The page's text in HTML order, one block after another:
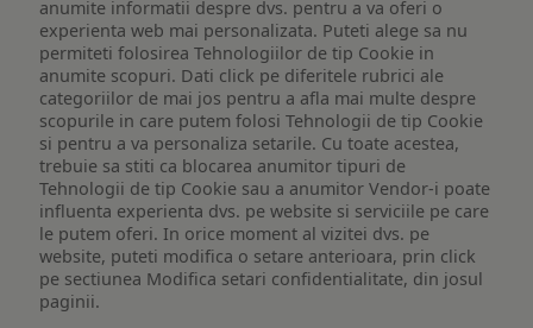
anumite informatii despre dvs. pentru a va oferi o
experienta web mai personalizata. Puteti alege sa nu
permiteti folosirea Tehnologiilor de tip Cookie in
anumite scopuri. Dati click pe diferitele rubrici ale
categoriilor de mai jos pentru a afla mai multe despre
scopurile in care putem folosi Tehnologii de tip Cookie
si pentru a va personaliza setarile. Cu toate acestea,
trebuie sa stiti ca blocarea anumitor tipuri de
Tehnologii de tip Cookie sau a anumitor Vendor-i poate
influenta experienta dvs. pe website si serviciile pe care
le putem oferi. In orice moment al vizitei dvs. pe
website, puteti modifica o setare anterioara, prin click
pe sectiunea Modifica setari confidentialitate, din josul
paginii.